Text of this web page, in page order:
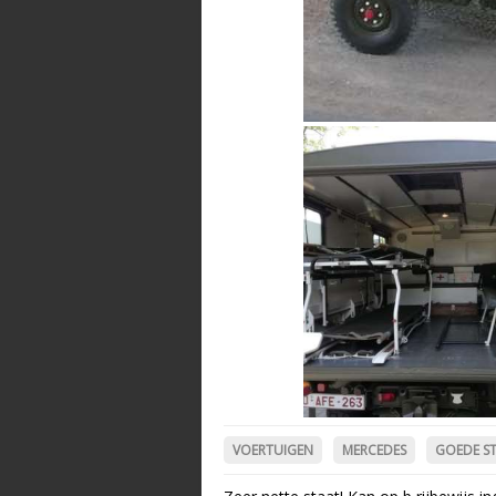
VOERTUIGEN MERCEDES GOEDE